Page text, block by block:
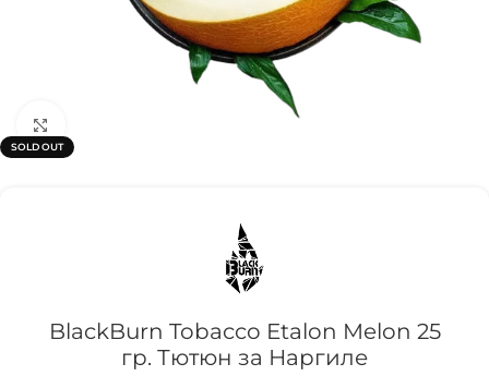
SOLD OUT
BlackBurn Tobacco Etalon Melon 25
гр. Тютюн за Наргиле